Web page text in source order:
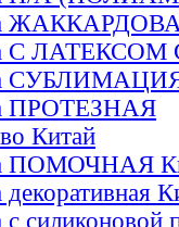
С ЛАТЕКСОМ
ПРОТЕЗНАЯ
Китай
ПОМОЧНАЯ
декоративная
с силиконовой